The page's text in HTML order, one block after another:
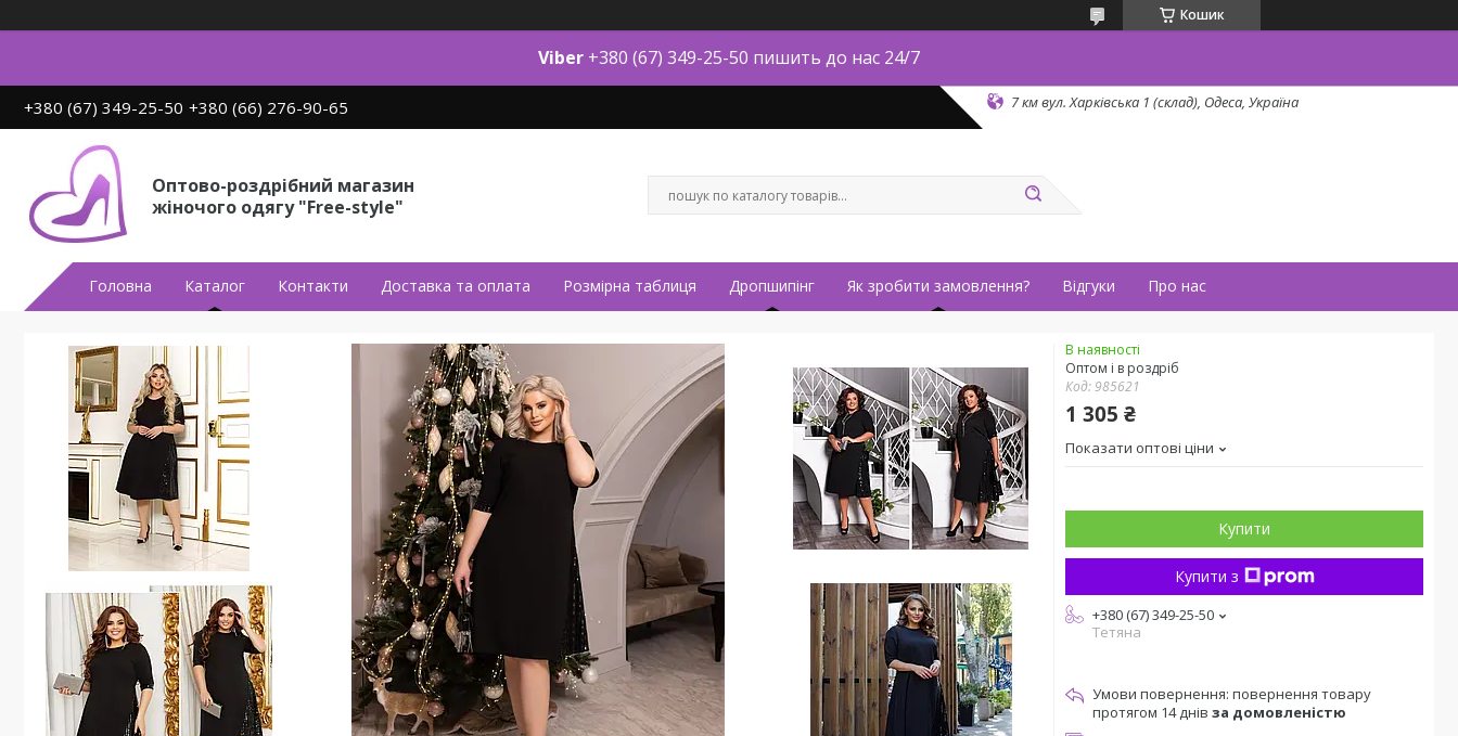
Кошик
Viber +380 (67) 349-25-50 пишить до нас 24/7
+380 (67) 349-25-50 +380 (66) 276-90-65 7 км вул. Харківська 1 (склад), Одеса, Україна
Оптово-роздрібний магазин
жіночого одягу "Free-style"
Головна Каталог Контакти Доставка та оплата Розмірна таблиця Дропшипінг Як зробити замовлення? Відгуки Про нас
В наявності
Оптом і в роздріб
Код:985621
1 305 ₴
Показати оптові ціни
Купити
Купити з
+380 (67) 349-25-50
Тетяна
повернення товару
протягом 14 днів за домовленістю